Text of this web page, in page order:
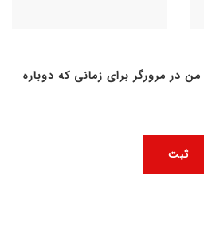
در مرورگر برای زمانی که دوباره